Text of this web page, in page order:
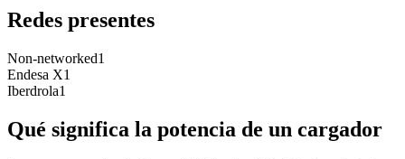
Redes presentes
Non-networked1
Endesa X1
Iberdrola1
Qué significa la potencia de un cargador